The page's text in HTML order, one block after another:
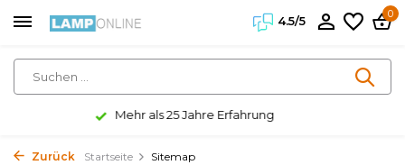
4.5/5
0
Kundenzufriedenheit 4.5/5
Zurück Startseite Sitemap